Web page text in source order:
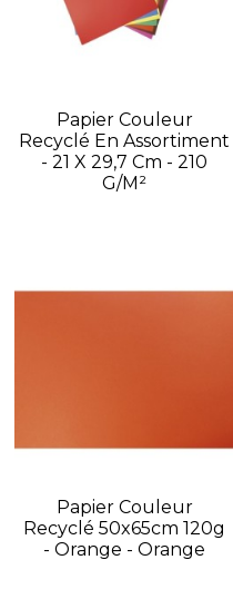
Papier Couleur
Recyclé En Assortiment
- 21 X 29,7 Cm - 210
G/m²
Papier Couleur
Recyclé 50x65cm 120g
- Orange - Orange